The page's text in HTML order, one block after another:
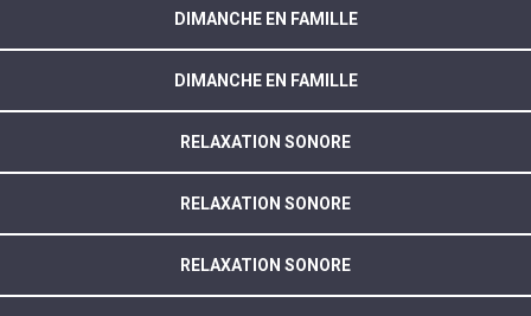
DIMANCHE EN FAMILLE
DIMANCHE EN FAMILLE
RELAXATION SONORE
RELAXATION SONORE
RELAXATION SONORE